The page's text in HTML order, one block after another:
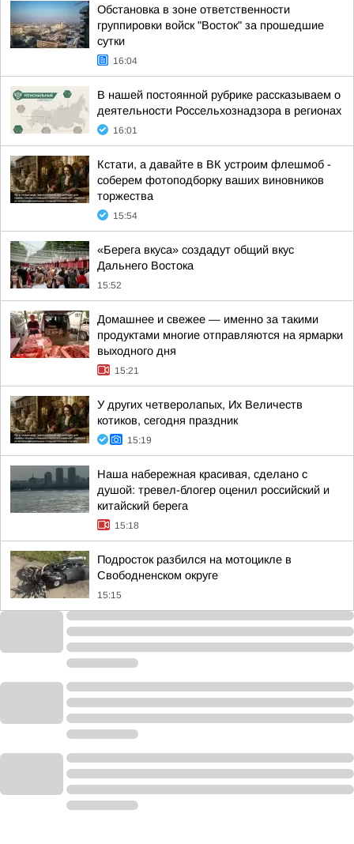
Обстановка в зоне ответственности
группировки войск "Восток" за прошедшие
сутки
16:04
В нашей постоянной рубрике рассказываем о
деятельности Россельхознадзора в регионах
16:01
Кстати, а давайте в ВК устроим флешмоб -
соберем фотоподборку ваших виновников
торжества
15:54
«Берега вкуса» создадут общий вкус
Дальнего Востока
15:52
Домашнее и свежее — именно за такими
продуктами многие отправляются на ярмарки
выходного дня
15:21
У других четверолапых, Их Величеств
котиков, сегодня праздник
15:19
Наша набережная красивая, сделано с
душой: тревел-блогер оценил российский и
китайский берега
15:18
Подросток разбился на мотоцикле в
Свободненском округе
15:15